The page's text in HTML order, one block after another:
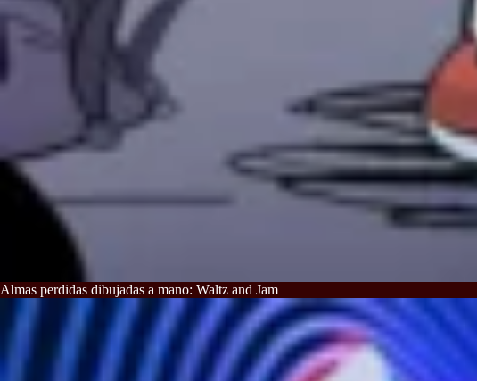
Almas perdidas dibujadas a mano: Waltz and Jam